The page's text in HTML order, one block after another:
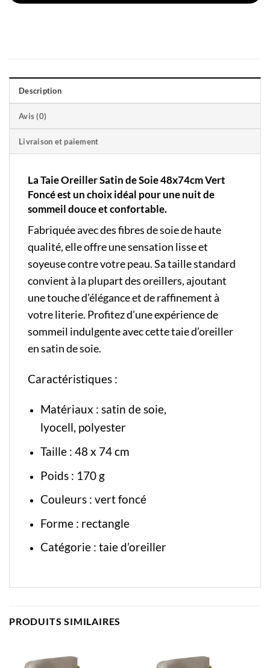
Description
Avis (0)
Livraison et paiement
La Taie Oreiller Satin de Soie 48x74cm Vert
Foncé est un choix idéal pour une nuit de
sommeil douce et confortable.
Fabriquée avec des fibres de soie de haute
qualité, elle offre une sensation lisse et
soyeuse contre votre peau. Sa taille standard
convient à la plupart des oreillers, ajoutant
une touche d’élégance et de raffinement à
votre literie. Profitez d’une expérience de
sommeil indulgente avec cette taie d’oreiller
en satin de soie.
Caractéristiques :
Matériaux : satin de soie,
lyocell, polyester
Taille : 48 x 74 cm
Poids : 170 g
Couleurs : vert foncé
Forme : rectangle
Catégorie : taie d’oreiller
PRODUITS SIMILAIRES